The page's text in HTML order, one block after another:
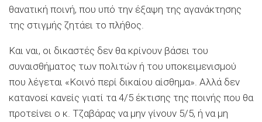
θανατική ποινή, που υπό την έξαψη της αγανάκτησης
της στιγμής ζητάει το πλήθος.
Και ναι, οι δικαστές δεν θα κρίνουν βάσει του
συναισθήματος των πολιτών ή του υποκειμενισμού
που λέγεται «Κοινό περί δικαίου αίσθημα». Αλλά δεν
κατανοεί κανείς γιατί τα 4/5 έκτισης της ποινής που θα
προτείνει ο κ. Τζαβάρας να μην γίνουν 5/5, ή να μη